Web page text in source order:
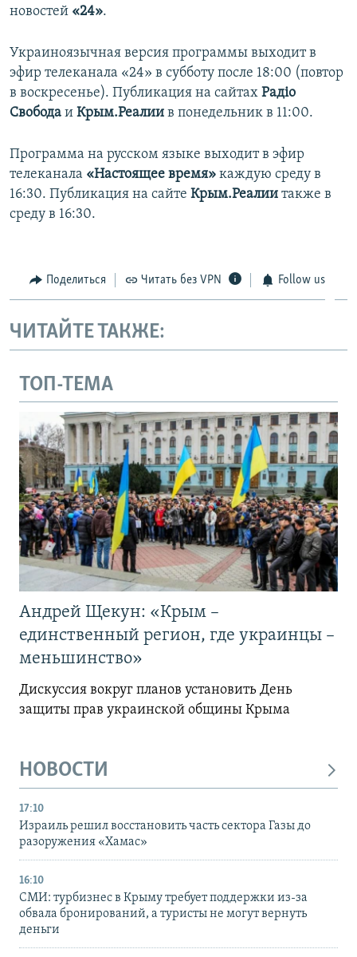
новостей «24».
Украиноязычная версия программы выходит в
эфир телеканала «24» в субботу после 18:00 (повтор
в воскресенье). Публикация на сайтах Радіо
Свобода и Крым.Реалии в понедельник в 11:00.
Программа на русском языке выходит в эфир
телеканала «Настоящее время» каждую среду в
16:30. Публикация на сайте Крым.Реалии также в
среду в 16:30.
Поделиться Читать без VPN Follow us
ЧИТАЙТЕ ТАКЖЕ:
ТОП-ТЕМА
Андрей Щекун: «Крым –
единственный регион, где украинцы –
меньшинство»
Дискуссия вокруг планов установить День
защиты прав украинской общины Крыма
НОВОСТИ
17:10
Израиль решил восстановить часть сектора Газы до
разоружения «Хамас»
16:10
СМИ: турбизнес в Крыму требует поддержки из-за
обвала бронирований, а туристы не могут вернуть
деньги